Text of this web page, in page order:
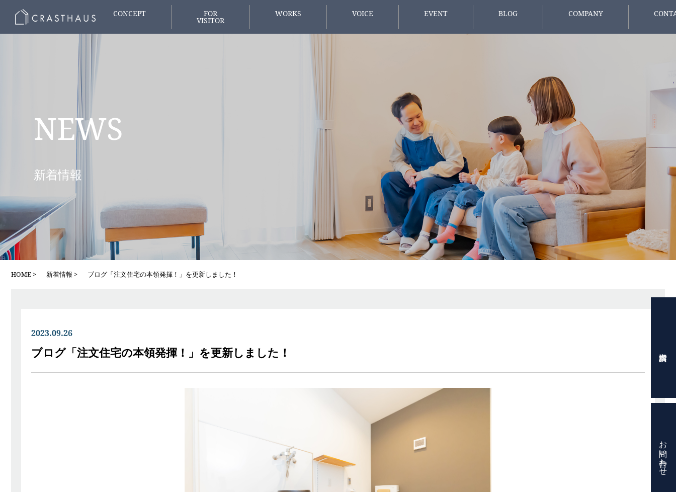
CONCEPT
FOR
VISITOR
はじめての方へ
WORKS
VOICE
EVENT
BLOG
COMPANY
お問い合わせ
NEWS
新着情報
HOME 新着情報 ブログ「注文住宅の本領発揮！」を更新しました！
2023.09.26
ブログ「注文住宅の本領発揮！」を更新しました！